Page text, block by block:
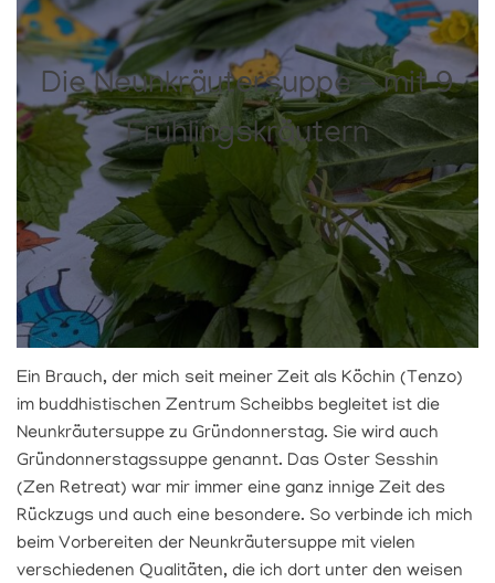
Die Neunkräutersuppe - mit 9
Frühlingskräutern
Ein Brauch, der mich seit meiner Zeit als Köchin (Tenzo)
im buddhistischen Zentrum Scheibbs begleitet ist die
Neunkräutersuppe zu Gründonnerstag. Sie wird auch
Gründonnerstagssuppe genannt. Das Oster Sesshin
(Zen Retreat) war mir immer eine ganz innige Zeit des
Rückzugs und auch eine besondere. So verbinde ich mich
beim Vorbereiten der Neunkräutersuppe mit vielen
verschiedenen Qualitäten, die ich dort unter den weisen